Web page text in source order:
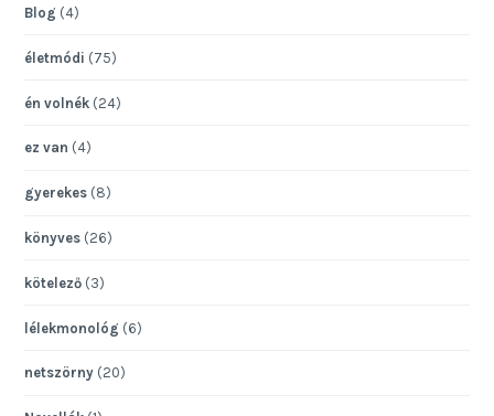
Blog (4)
életmódi (75)
én volnék (24)
ez van (4)
gyerekes (8)
könyves (26)
kötelező (3)
lélekmonológ (6)
netszörny (20)